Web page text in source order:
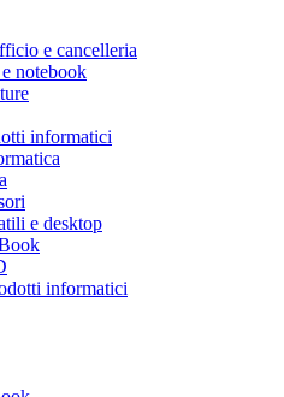
e cancelleria
notebook
informatici
e desktop
informatici